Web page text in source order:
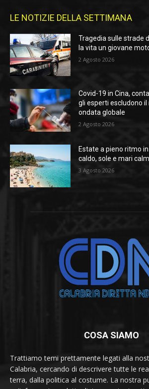
LE NOTIZIE DELLA SETTIMANA
Tragedia sulle strade
la vita un giovane
2 Agosto 2026
Covid-19 in Cina,
gli esperti escludono
ondata globale
2 Agosto 2026
Estate a pieno ritmo
caldo, sole e mari
3 Agosto 2026
COSA SIAMO
Trattiamo temi prettamente legati alla
Calabria, cercando di descrivere tutte le
terra, dalla politica al costume. La nostra